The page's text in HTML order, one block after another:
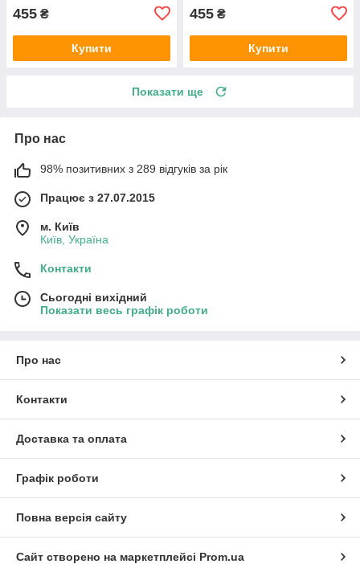
455 ₴
Купити
455 ₴
Купити
Показати ще
Про нас
98% позитивних з 289 відгуків за рік
Працює з 27.07.2015
м. Київ
Київ, Україна
Контакти
Сьогодні вихідний
Показати весь графік роботи
Про нас
Контакти
Доставка та оплата
Графік роботи
Повна версія сайту
Сайт створено на маркетплейсі Prom.ua